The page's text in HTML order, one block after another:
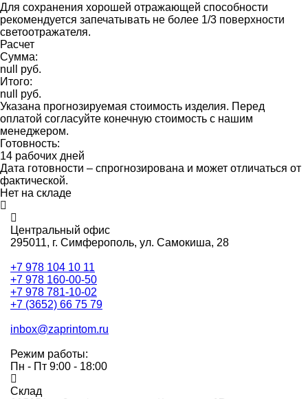
Для сохранения хорошей отражающей способности
рекомендуется запечатывать не более 1/3 поверхности
светоотражателя.
Расчет
Сумма:
null руб.
Итого:
null руб.
Указана прогнозируемая стоимость изделия. Перед
оплатой согласуйте конечную стоимость с нашим
менеджером.
Готовность:
14 рабочих дней
Дата готовности – спрогнозирована и может отличаться от
фактической.
Нет на складе
Центральный офис
295011, г. Симферополь, ул. Самокиша, 28
+7 978 104 10 11
+7 978 160-00-50
+7 978 781-10-02
+7 (3652) 66 75 79
inbox@zaprintom.ru
Режим работы:
Пн - Пт 9:00 - 18:00
Склад